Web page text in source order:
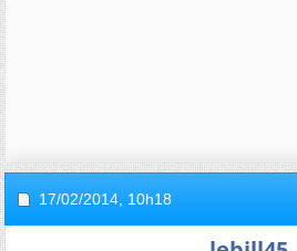
17/02/2014, 10h18